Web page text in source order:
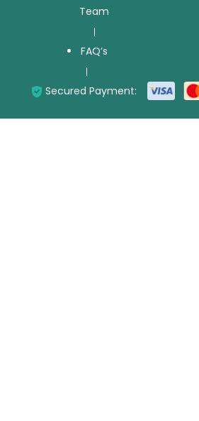
Team
FAQ’s
Secured Payment: